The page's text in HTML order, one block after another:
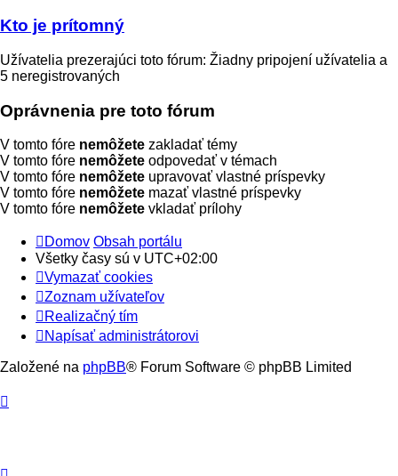
Kto je prítomný
Užívatelia prezerajúci toto fórum: Žiadny pripojení užívatelia a
5 neregistrovaných
Oprávnenia pre toto fórum
V tomto fóre nemôžete zakladať témy
V tomto fóre nemôžete odpovedať v témach
V tomto fóre nemôžete upravovať vlastné príspevky
V tomto fóre nemôžete mazať vlastné príspevky
V tomto fóre nemôžete vkladať prílohy
Domov Obsah portálu
Všetky časy sú v UTC+02:00
Vymazať cookies
Zoznam užívateľov
Realizačný tím
Napísať administrátorovi
Založené na phpBB® Forum Software © phpBB Limited